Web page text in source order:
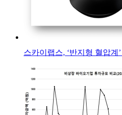
스카이랩스, ‘반지형 혈압계